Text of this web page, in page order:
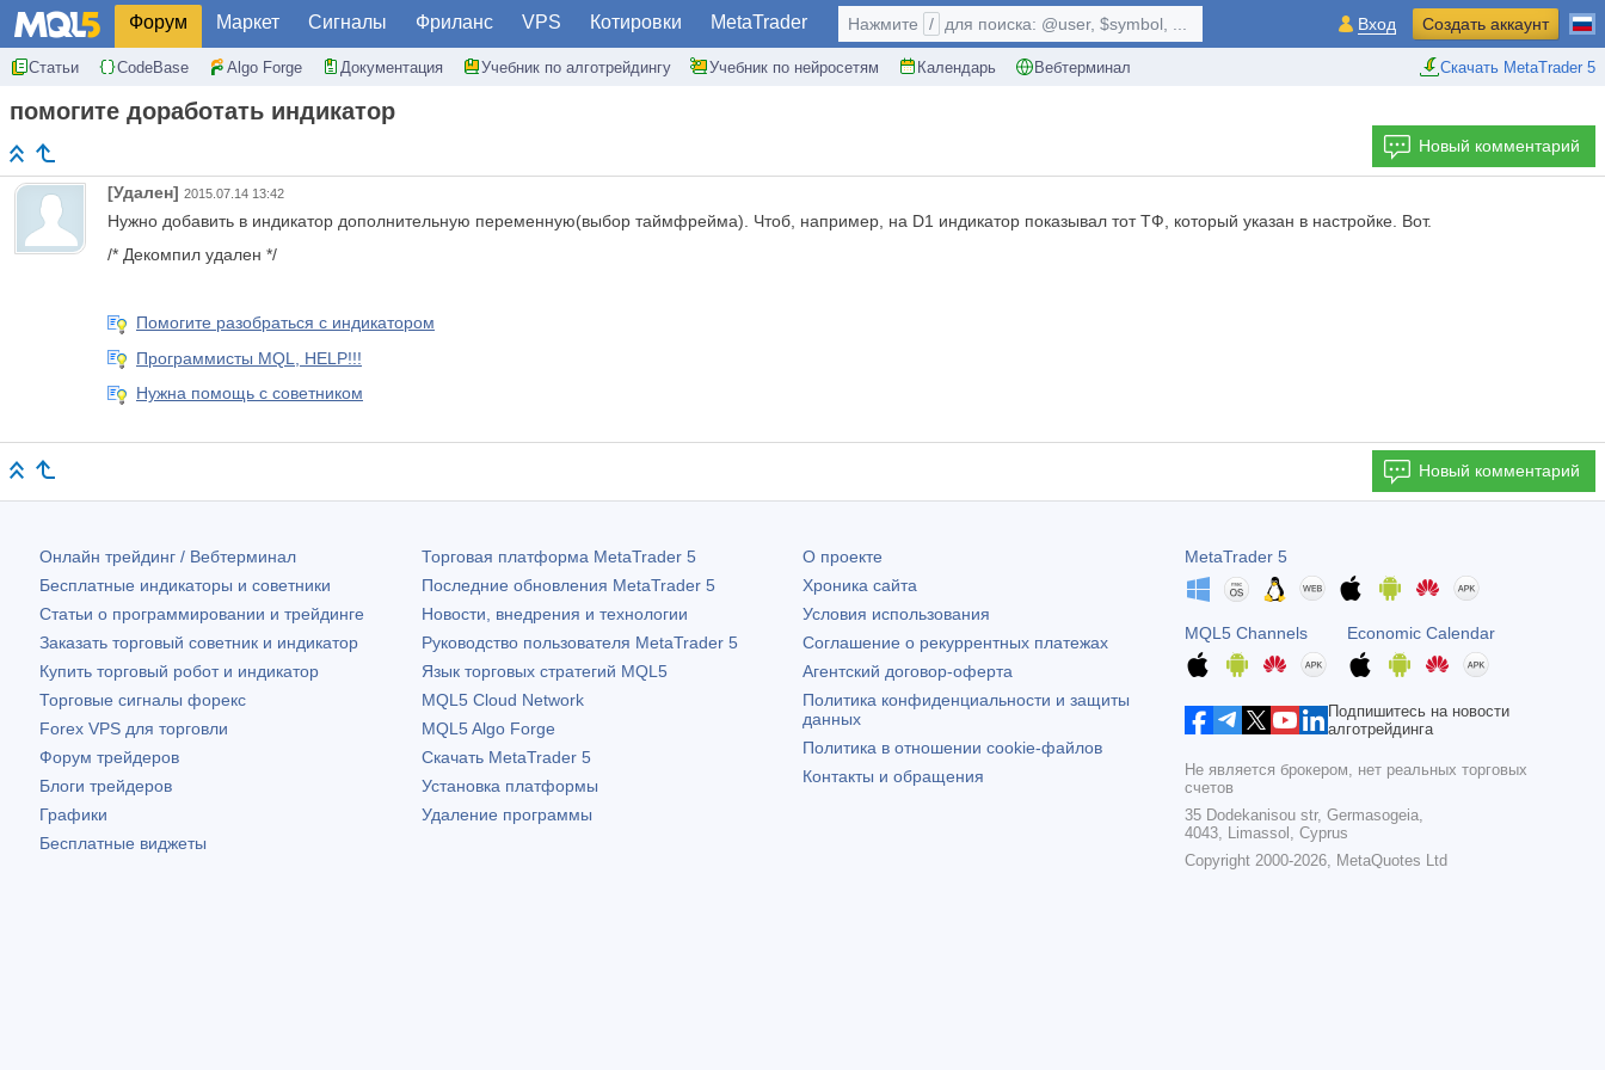
Форум Маркет Сигналы Фриланс VPS Котировки MetaTrader
Статьи CodeBase Algo Forge Документация Учебник по алготрейдингу Учебник по нейросетям Календарь Вебтерминал Скачать MetaTrader 5
Нажмите / для поиска: @user, $symbol, ... Вход Создать аккаунт
помогите доработать индикатор
Новый комментарий
[Удален] 2015.07.14 13:42
Нужно добавить в индикатор дополнительную переменную(выбор таймфрейма). Чтоб, например, на D1 индикатор показывал тот ТФ, который указан в настройке. Вот.
/* Декомпил удален */
Помогите разобраться с индикатором
Программисты MQL, HELP!!!
Нужна помощь с советником
Новый комментарий
Онлайн трейдинг / Вебтерминал
Бесплатные индикаторы и советники
Статьи о программировании и трейдинге
Заказать торговый советник и индикатор
Купить торговый робот и индикатор
Торговые сигналы форекс
Forex VPS для торговли
Форум трейдеров
Блоги трейдеров
Графики
Бесплатные виджеты
Торговая платформа MetaTrader 5
Последние обновления MetaTrader 5
Новости, внедрения и технологии
Руководство пользователя MetaTrader 5
Язык торговых стратегий MQL5
MQL5 Cloud Network
MQL5 Algo Forge
Скачать MetaTrader 5
Установка платформы
Удаление программы
О проекте
Хроника сайта
Условия использования
Соглашение о рекуррентных платежах
Агентский договор-оферта
Политика конфиденциальности и защиты
данных
Политика в отношении cookie-файлов
Контакты и обращения
MetaTrader 5
MQL5 Channels Economic Calendar
Подпишитесь на новости
алготрейдинга
Не является брокером, нет реальных торговых
счетов
35 Dodekanisou str, Germasogeia,
4043, Limassol, Cyprus
Copyright 2000-2026,
MetaQuotes Ltd